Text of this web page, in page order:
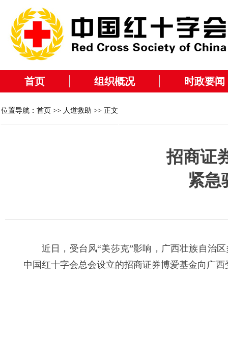
首页 组织概况 时政要闻
位置导航： 首页 >> 人道救助 >> 正文
招商证
紧急
近日，受台风“美莎克”影响，广西壮族自治
中国红十字会总会设立的招商证券博爱基金向广